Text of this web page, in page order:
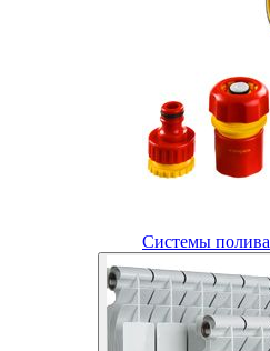
Системы полива